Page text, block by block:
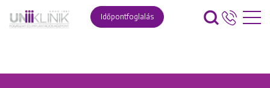
Időpontfoglalás